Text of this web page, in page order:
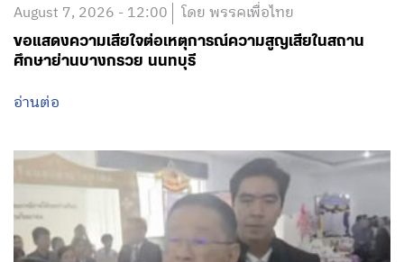
August 7, 2026 - 12:00 โดย พรรคเพื่อไทย
ขอแสดงความเสียใจต่อเหตุการณ์ความสูญเสียในสถาน
ศึกษาย่านบางกรวย นนทบุรี
อ่านต่อ